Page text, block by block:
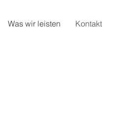
Was wir leisten Kontakt